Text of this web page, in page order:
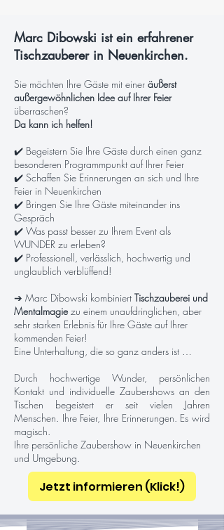
Marc Dibowski ist ein erfahrener
Tischzauberer in Neuenkirchen.
Sie möchten Ihre Gäste mit einer äußerst
außergewöhnlichen Idee auf Ihrer Feier
überraschen?
Da kann ich helfen!
✔️ Begeistern Sie Ihre Gäste durch einen ganz
besonderen Programmpunkt auf Ihrer Feier
✔️ Schaffen Sie Erinnerungen an sich und Ihre
Feier in Neuenkirchen
✔️ Bringen Sie Ihre Gäste miteinander ins
Gespräch
✔️ Was passt besser zu Ihrem Event als
WUNDER zu erleben?
✔️ Professionell, verlässlich, hochwertig und
unglaublich verblüffend!
➔ Marc Dibowski kombiniert Tischzauberei und
Mentalmagiezu einem unaufdringlichen, aber
sehr starken Erlebnis für Ihre Gäste auf Ihrer
kommenden Feier!
Eine Unterhaltung, die so ganz anders ist …
Durch hochwertige Wunder, persönlichen
Kontakt und individuelle Zaubershows an den
Tischen begeistert er seit vielen Jahren
Menschen. Ihre Feier, Ihre Erinnerungen. Es wird
magisch.
Ihre persönliche Zaubershow in Neuenkirchen
und Umgebung.
Jetzt informieren (Klick!)